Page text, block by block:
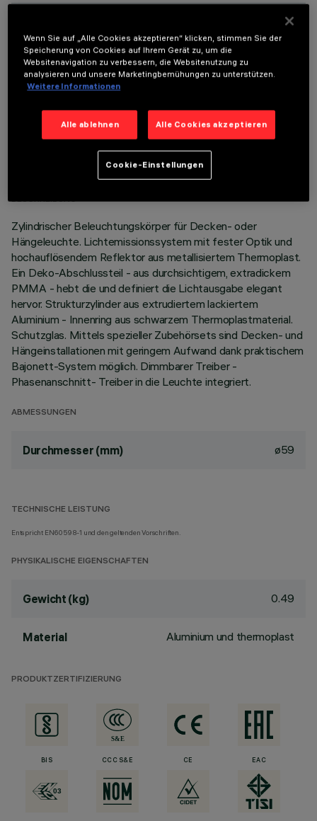
OPTIONALE KOMPONENTEN
TECHNISCHE DATEN
LETZTES UPDATE: 06.08.2026
BESCHREIBUNG
Zylindrischer Beleuchtungskörper für Decken- oder
Hängeleuchte. Lichtemissionssystem mit fester Optik und
hochauflösendem Reflektor aus metallisiertem Thermoplast.
Ein Deko-Abschlussteil - aus durchsichtigem, extradickem
PMMA - hebt die und definiert die Lichtausgabe elegant
hervor. Strukturzylinder aus extrudiertem lackiertem
Aluminium - Innenring aus schwarzem Thermoplastmaterial.
Schutzglas. Mittels spezieller Zubehörsets sind Decken- und
Hängeinstallationen mit geringem Aufwand dank praktischem
Bajonett-System möglich. Dimmbarer Treiber -
Phasenanschnitt- Treiber in die Leuchte integriert.
ABMESSUNGEN
Durchmesser (mm) ø59
TECHNISCHE LEISTUNG
Entspricht EN60598-1 und den geltenden Vorschriften.
PHYSIKALISCHE EIGENSCHAFTEN
Gewicht (kg) 0.49
Material Aluminium und thermoplast
PRODUKTZERTIFIZIERUNG
BIS CCC S&E CE EAC
Wenn Sie auf „Alle Cookies akzeptieren“ klicken, stimmen Sie der
Speicherung von Cookies auf Ihrem Gerät zu, um die
Websitenavigation zu verbessern, die Websitenutzung zu
analysieren und unsere Marketingbemühungen zu unterstützen.
Weitere Informationen
Alle ablehnen Alle Cookies akzeptieren
Cookie-Einstellungen